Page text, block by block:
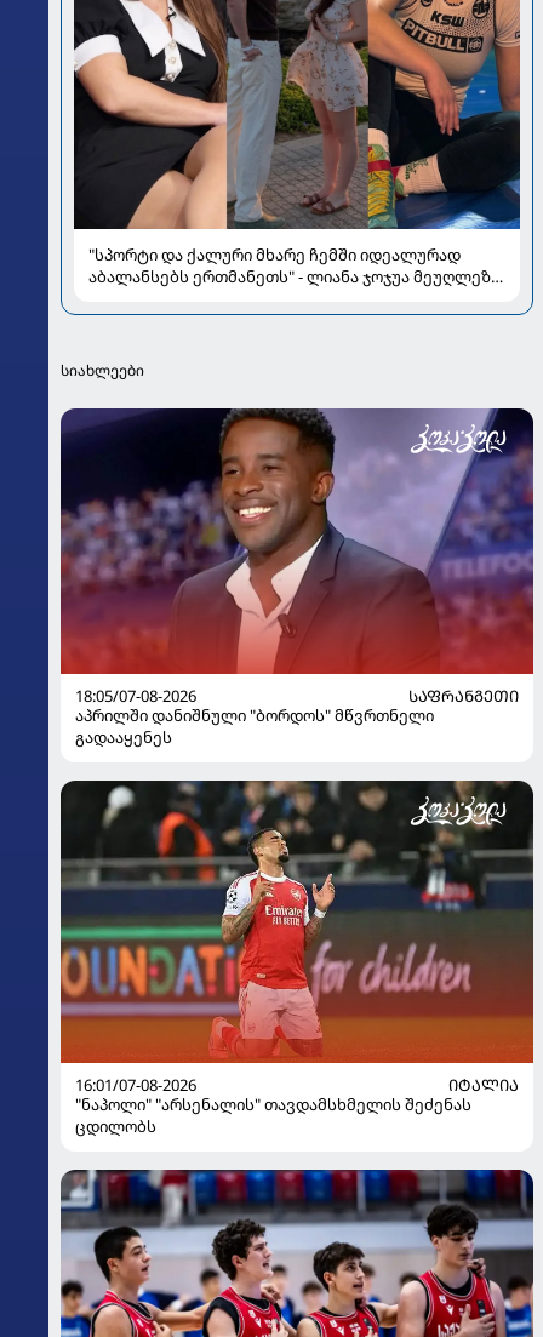
"სპორტი და ქალური მხარე ჩემში იდეალურად
აბალანსებს ერთმანეთს" - ლიანა ჯოჯუა მეუღლეზე,
სიახლეები
18:05/07-08-2026
ᲡᲐᲤᲠᲐᲜᲒᲔᲗᲘ
აპრილში დანიშნული "ბორდოს" მწვრთნელი
გადააყენეს
16:01/07-08-2026
ᲘᲢᲐᲚᲘᲐ
"ნაპოლი" "არსენალის" თავდამსხმელის შეძენას
ცდილობს